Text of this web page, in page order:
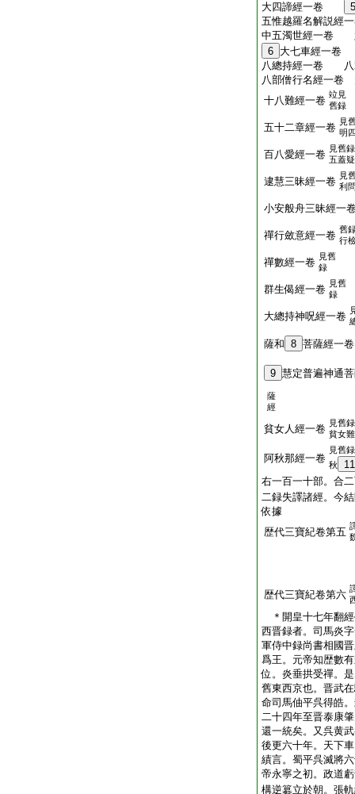
大四諦經一卷
5
五惟越羅名解説
中五濁世經一卷
6 大七車經一卷
八總持經一卷 八
八部僧行名經一卷
十八難經一卷 竝見
舊録
五十二章經一卷 見
明
百八愛經一卷 見舊
五蓋
逮慧三昧經一卷 見
利
小安般舟三昧經一
禪行斂意經一卷 舊
行
禪數經一卷 見舊
録
群生偈經一卷 見舊
録
大總持神呪經一卷
薩和 8 菩薩經一卷
9 慧定普遍神通
薩
經
貧女人經一卷 見舊
貧女
阿秋那經一卷
見舊
秋
11
右一百一十部。合
二録失譯諸經。今
依據
歴代三寶紀卷第五
歴代三寶紀卷第六
＊開皇十七年翻
西晋録者。司馬炎
軍侍中録尚書相國
爲王。元帝知歴數
位。炎垂拱受禪。
舊東西京也。晋武
命司馬伷平呉得皓
二十四年至晋泰康
還一統矣。又呉黄
後更六十年。天下
績言。蜀平呉滅將
帝永寧之初。政道
構逆簒立於朝。張